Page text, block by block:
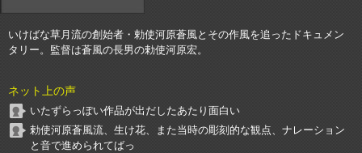
いけばな草月流の創始者・勅使河原蒼風とその作風を追ったドキュメン
タリー。監督は蒼風の長男の勅使河原宏。
ネット上の声
いたずらっぽい作品が出だしたあたり面白い
勅使河原蒼風流、生け花、また当時の彫刻的な観点、ナレーション
と音で進められてばっ